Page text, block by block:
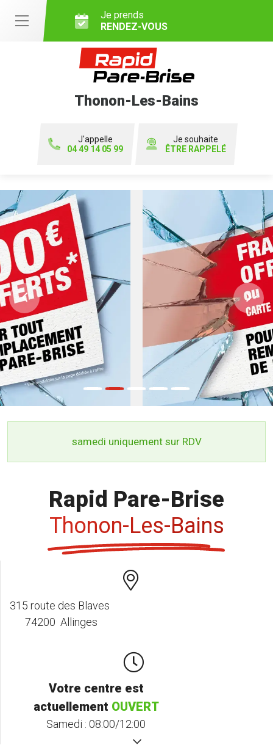
Je prends
RENDEZ-VOUS
Thonon-Les-Bains
J'appelle
04 49 14 05 99
Je souhaite
ÊTRE RAPPELÉ
Previous
samedi uniquement sur RDV
Rapid Pare-Brise
Thonon-Les-Bains
315 route des Blaves
74200 Allinges
Votre centre est
actuellement OUVERT
Samedi : 08:00/12:00